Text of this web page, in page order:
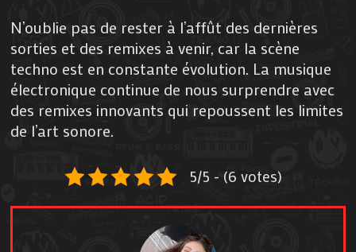
N’oublie pas de rester à l’affût des dernières
sorties et des remixes à venir, car la scène
techno est en constante évolution. La musique
électronique continue de nous surprendre avec
des remixes innovants qui repoussent les limites
de l’art sonore.
5/5 - (6 votes)